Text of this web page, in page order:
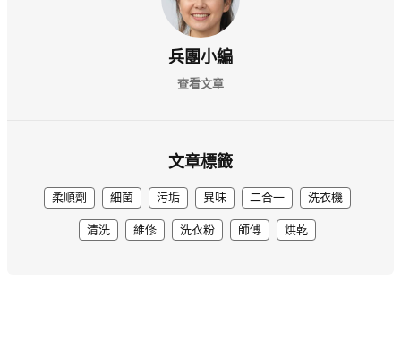
兵團小編
查看文章
文章標籤
柔順劑 細菌 污垢 異味 二合一 洗衣機
清洗 維修 洗衣粉 師傅 烘乾